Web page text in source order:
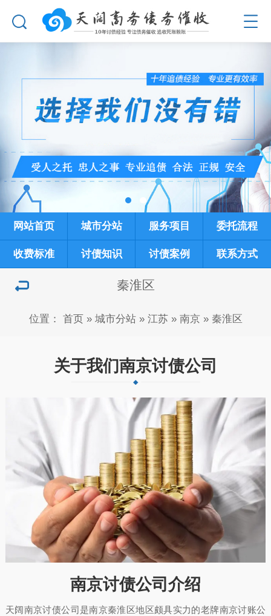
网站首页 城市分站 服务项目 委托流程
收费标准 讨债知识 讨债案例 联系方式
秦淮区
位置： 首页 » 城市分站» 江苏» 南京 » 秦淮区
关于我们南京讨债公司
南京讨债公司介绍
天阔南京讨债公司是南京秦淮区地区颇具实力的老牌南京讨账公